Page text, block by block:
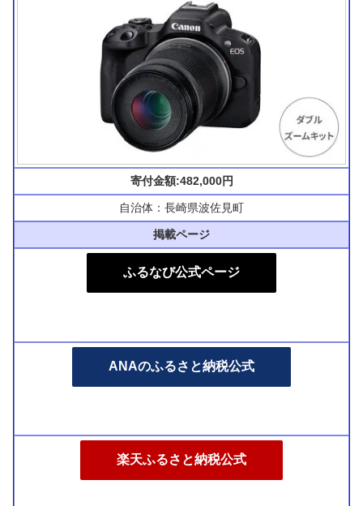
寄付金額:482,000円
自治体：長崎県波佐見町
掲載ページ
ふるなび公式ページ
ANAのふるさと納税公式
楽天ふるさと納税公式